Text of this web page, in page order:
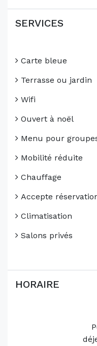
SERVICES
Carte bleue
Terrasse ou jardin
Wifi
Ouvert à noël
Menu pour
Mobilité réduite
Chauffage
Accepte
Climatisation
Salons privés
HORAIRE